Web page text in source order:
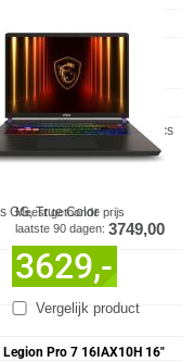
Pro, Discrete Graphics
MSI App Player, MSI
Nahimic 3, Nvidia
GG, True Color
Vergelijk product
Meest getoonde prijs
laatste 90 dagen: 3749,00
3629,-
Legion Pro 7 16IAX10H 16"